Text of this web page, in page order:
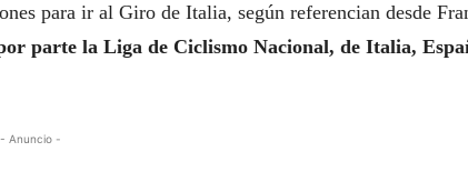
para ir al Giro de Italia, según referencian desde
parte la Liga de Ciclismo Nacional, de Italia,
- Anuncio -